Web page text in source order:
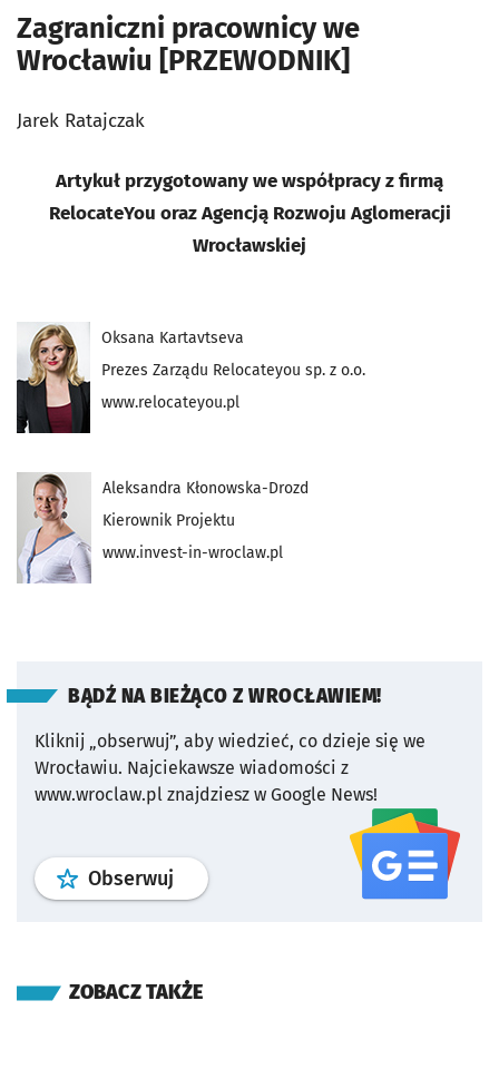
Zagraniczni pracownicy we
Wrocławiu [PRZEWODNIK]
Jarek Ratajczak
Artykuł przygotowany we współpracy z firmą
RelocateYou oraz Agencją Rozwoju Aglomeracji
Wrocławskiej
Oksana Kartavtseva
Prezes Zarządu Relocateyou sp. z o.o.
www.relocateyou.pl
Aleksandra Kłonowska-Drozd
Kierownik Projektu
www.invest-in-wroclaw.pl
BĄDŹ NA BIEŻĄCO Z WROCŁAWIEM!
Kliknij „obserwuj”, aby wiedzieć, co dzieje się we
Wrocławiu. Najciekawsze wiadomości z
www.wroclaw.pl znajdziesz w Google News!
Obserwuj profil serwisu
ZOBACZ TAKŻE